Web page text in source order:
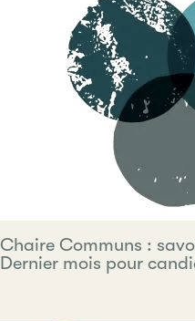
Chaire Communs :
Dernier mois pour